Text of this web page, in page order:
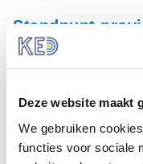
Deze website maakt
We gebruiken
functies voor sociale
Standpunt
Ook de twaalf
zaak vinden dat NBO’s
meer procedurele
argumenten aan voor
Commissie: